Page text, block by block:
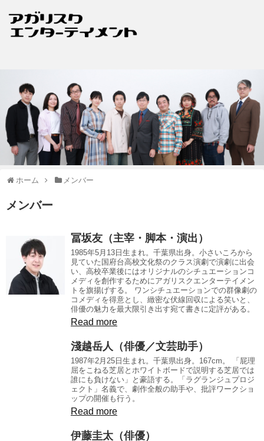
ホーム メンバー
メンバー
冨坂友（主宰・脚本・演出）
1985年5月13日生まれ。千葉県出身。小さいころから
見ていた国府台高校文化祭のクラス演劇で演劇に出会
い、高校卒業後にはオリジナルのシチュエーションコ
メディを創作するためにアガリスクエンターテイメン
トを旗揚げする。 ワンシチュエーションでの群像劇の
コメディを得意とし、緻密な伏線回収による笑いと、
俳優の魅力を最大限引き出す宛て書きに定評がある。
Read more
淺越岳人（俳優／文芸助手）
1987年2月25日生まれ。千葉県出身。167cm。 「屁理
屈をこねる芝居とホワイトボードで説明する芝居では
誰にも負けない」と豪語する。「ラグランジュプロジ
ェクト」名義で、劇作全般の助手や、批評ワークショ
ップの開催も行う。
Read more
伊藤圭太（俳優）